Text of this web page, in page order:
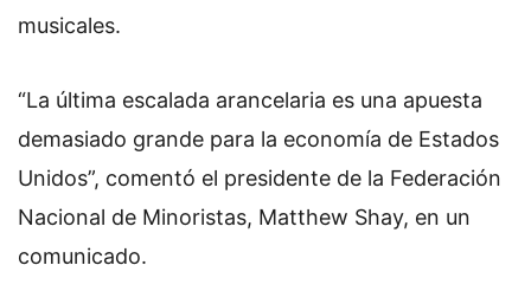
musicales.
“La última escalada arancelaria es una apuesta
demasiado grande para la economía de Estados
Unidos”, comentó el presidente de la Federación
Nacional de Minoristas, Matthew Shay, en un
comunicado.